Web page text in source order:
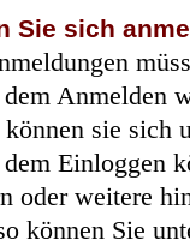
Sie sich
Anmelden
sie sich
Einloggen
oder weitere
können Sie